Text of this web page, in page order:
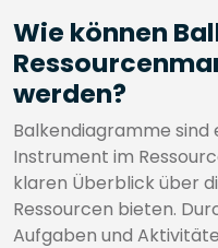
Wie können
werden?
Balkendiagramme sind
Instrument im
klaren Überblick über
Ressourcen bieten.
Aufgaben und